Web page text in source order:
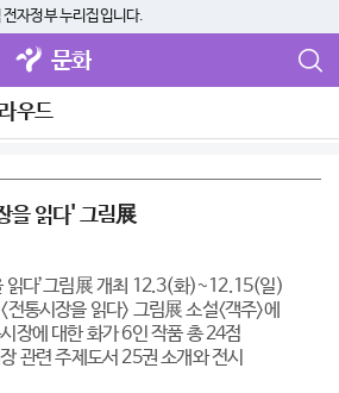
자정부 누리집입니다.
문화
우드
을 읽다' 그림展
읽다’그림展 개최 12.3(화)~12.15(일)
통시장을 읽다> 그림展 소설<객주>에
장에 대한 화가 6인 작품 총 24점
관련 주제도서 25권 소개와 전시